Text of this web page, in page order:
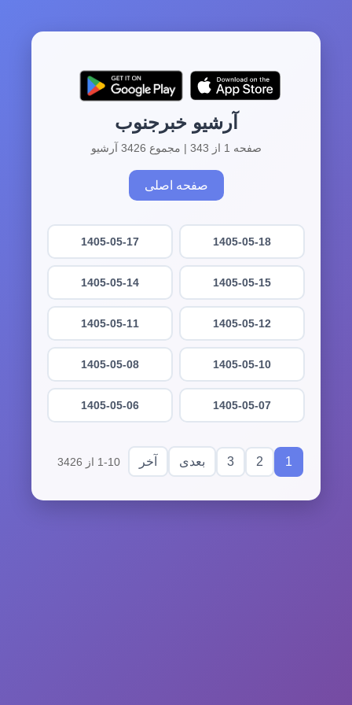
آرشیو خبرجنوب
صفحه 1 از 343 | مجموع 3426 آرشیو
صفحه اصلی
1405-05-18
1405-05-17
1405-05-15
1405-05-14
1405-05-12
1405-05-11
1405-05-10
1405-05-08
1405-05-07
1405-05-06
1
2
3 بعدی آخر 1-10 از 3426